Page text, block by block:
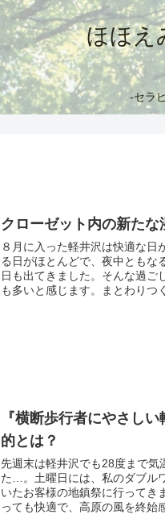
ほほえ
-セラ
クローゼット内の新たな
８月に入った軽井沢は快適な日
る日がほとんどで、夜中ともな
日も出てきました。そんな過ご
も多いと感じます。まとわりつ
『横断歩行者にやさし
的とは？
先週末は軽井沢でも28度まで気
た…。土曜日には、私のダブル
いたお客様の地鎮祭に行ってき
っても快適で、高原の風を終始